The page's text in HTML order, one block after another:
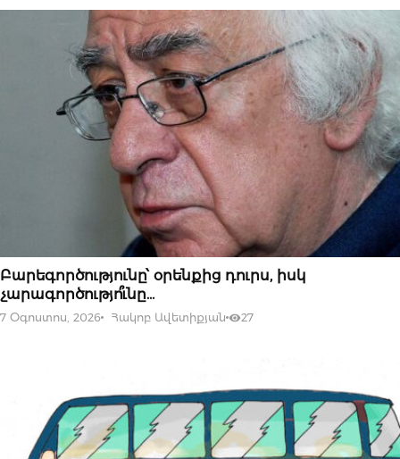
07 ՕԳՈՍՏՈՍԻ, 2026
Բարեգործությունը՝ օրենքից դուրս, իսկ
չարագործությո՞ւնը…
7 Օգոստոս, 2026 Հակոբ Ավետիքյան 27